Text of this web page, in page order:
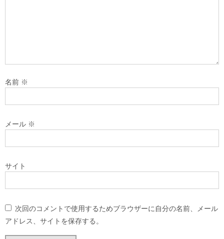
名前 ※
メール ※
サイト
次回のコメントで使用するためブラウザーに自分の名前、メール
アドレス、サイトを保存する。